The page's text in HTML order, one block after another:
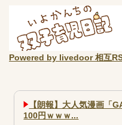
Powered by livedoor 相互
【朗報】大人気漫画「
100円ｗｗｗ...